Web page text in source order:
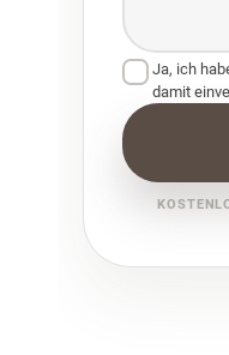
Ja, ich
damit